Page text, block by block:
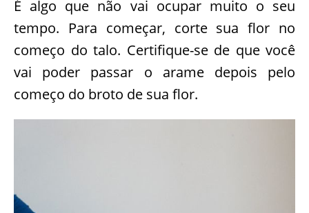
É algo que não vai ocupar muito o seu
tempo. Para começar, corte sua flor no
começo do talo. Certifique-se de que você
vai poder passar o arame depois pelo
começo do broto de sua flor.